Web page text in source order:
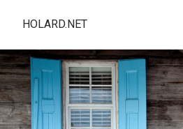
HOLARD.NET